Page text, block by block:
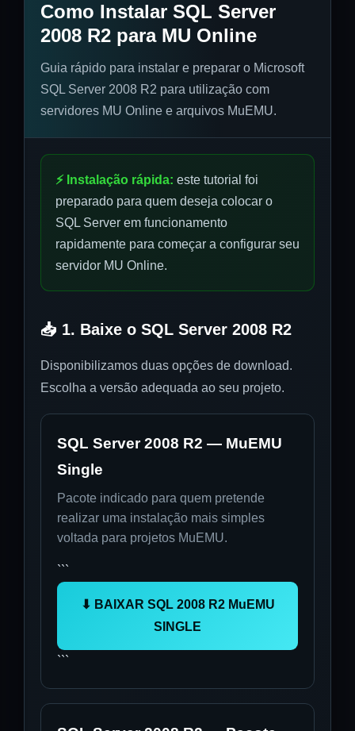
Como Instalar SQL Server
2008 R2 para MU Online
Guia rápido para instalar e preparar o Microsoft
SQL Server 2008 R2 para utilização com
servidores MU Online e arquivos MuEMU.
⚡ Instalação rápida: este tutorial foi
preparado para quem deseja colocar o
SQL Server em funcionamento
rapidamente para começar a configurar seu
servidor MU Online.
📥 1. Baixe o SQL Server 2008 R2
Disponibilizamos duas opções de download.
Escolha a versão adequada ao seu projeto.
SQL Server 2008 R2 — MuEMU
Single
Pacote indicado para quem pretende
realizar uma instalação mais simples
voltada para projetos MuEMU.
```
⬇ BAIXAR SQL 2008 R2 MuEMU
SINGLE
```